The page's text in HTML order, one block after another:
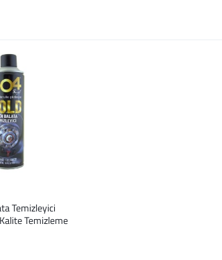
Temizleyici
Temizleme